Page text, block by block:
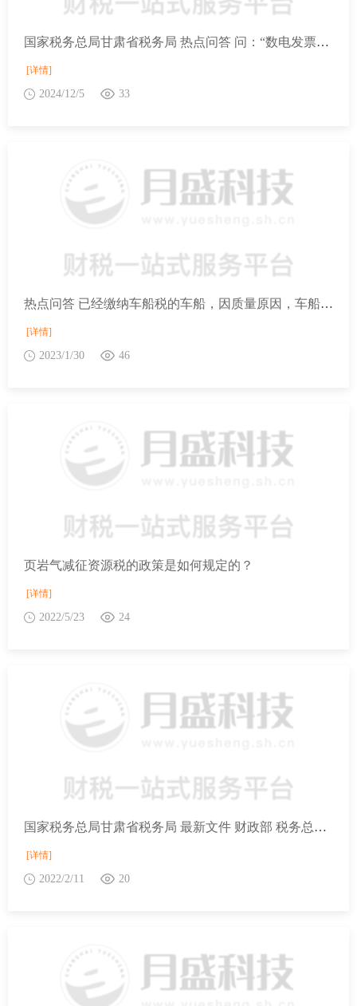
国家税务总局甘肃省税务局 热点问答 问：“数电发票”包括哪些特定业务发票？发票总额度如何调整？
[详情]
2024/12/5 33
热点问答 已经缴纳车船税的车船，因质量原因，车船被退回生产企业或者经销商的，纳税人可以申请退还车船税吗？
[详情]
2023/1/30 46
页岩气减征资源税的政策是如何规定的？
[详情]
2022/5/23 24
国家税务总局甘肃省税务局 最新文件 财政部 税务总局关于延长部分税收优惠政策执行期限的公告
[详情]
2022/2/11 20